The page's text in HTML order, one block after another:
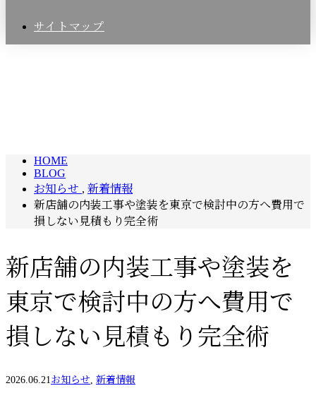
サイトマップ
HOME
BLOG
お知らせ , 新着情報
新店舗の内装工事や塗装を東京で検討中の方へ費用で
損しない見積もり完全術
新店舗の内装工事や塗装を
東京で検討中の方へ費用で
損しない見積もり完全術
2026.06.21お知らせ, 新着情報